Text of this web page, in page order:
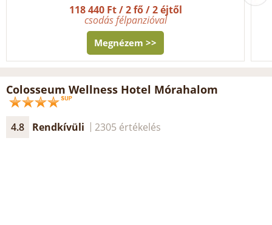
118 440 Ft / 2 fő / 2 éjtől
csodás félpanzióval
Megnézem >>
Colosseum Wellness Hotel Mórahalom
4.8 Rendkívüli 2305 értékelés